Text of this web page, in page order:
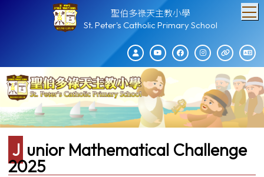
聖伯多祿天主教小學
St. Peter's Catholic Primary School
Junior Mathematical Challenge
2025